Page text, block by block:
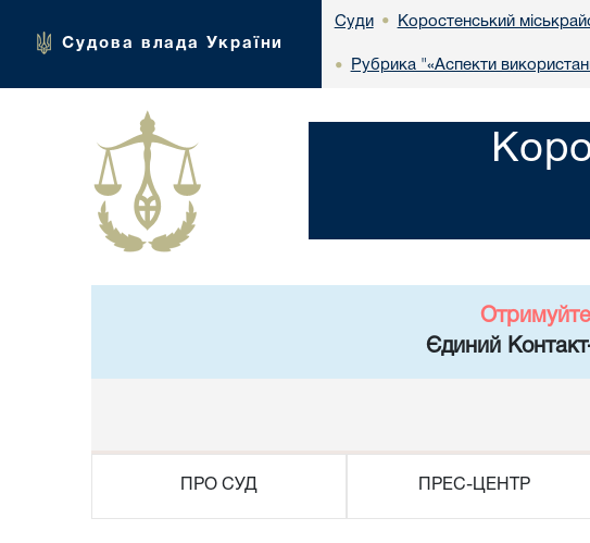
Судова влада України
Суди • Коростенський
• Рубрика "«Аспекти
Єдиний
ПРО СУД ПРЕС-ЦЕНТР